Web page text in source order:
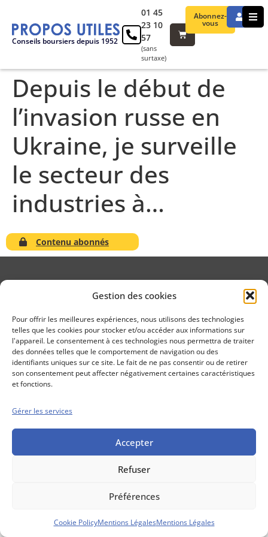
Gestion des cookies
Pour offrir les meilleures expériences, nous utilisons des technologies
telles que les cookies pour stocker et/ou accéder aux informations sur
l'appareil. Le consentement à ces technologies nous permettra de traiter
des données telles que le comportement de navigation ou des
identifiants uniques sur ce site. Le fait de ne pas consentir ou de retirer
son consentement peut affecter négativement certaines caractéristiques
et fonctions.
Gérer les services
Accepter
Refuser
Préférences
Cookie PolicyMentions LégalesMentions Légales
Conseils boursiers depuis 1952
Abonnez-
vous
01 45
23 10
57
(sans
surtaxe)
Depuis le début de
l’invasion russe en
Ukraine, je surveille
le secteur des
industries à…
Contenu abonnés
Conseils boursiers depuis 1952
Propos Utiles est
une publication
des Editions
Marigny
Mentions Légales
Politique cookie